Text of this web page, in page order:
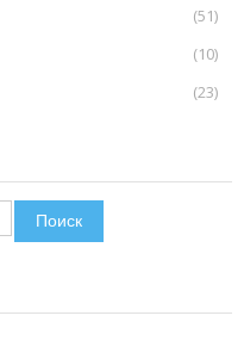
(51)
(10)
(23)